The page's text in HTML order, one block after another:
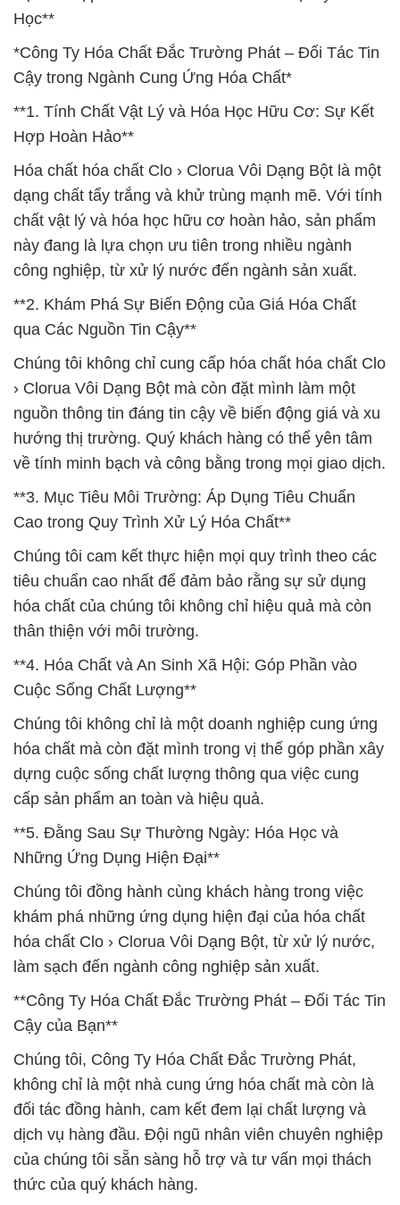
Học**
*Công Ty Hóa Chất Đắc Trường Phát – Đối Tác Tin
Cậy trong Ngành Cung Ứng Hóa Chất*
**1. Tính Chất Vật Lý và Hóa Học Hữu Cơ: Sự Kết
Hợp Hoàn Hảo**
Hóa chất hóa chất Clo › Clorua Vôi Dạng Bột là một
dạng chất tẩy trắng và khử trùng mạnh mẽ. Với tính
chất vật lý và hóa học hữu cơ hoàn hảo, sản phẩm
này đang là lựa chọn ưu tiên trong nhiều ngành
công nghiệp, từ xử lý nước đến ngành sản xuất.
**2. Khám Phá Sự Biến Động của Giá Hóa Chất
qua Các Nguồn Tin Cậy**
Chúng tôi không chỉ cung cấp hóa chất hóa chất Clo
› Clorua Vôi Dạng Bột mà còn đặt mình làm một
nguồn thông tin đáng tin cậy về biến động giá và xu
hướng thị trường. Quý khách hàng có thể yên tâm
về tính minh bạch và công bằng trong mọi giao dịch.
**3. Mục Tiêu Môi Trường: Áp Dụng Tiêu Chuẩn
Cao trong Quy Trình Xử Lý Hóa Chất**
Chúng tôi cam kết thực hiện mọi quy trình theo các
tiêu chuẩn cao nhất để đảm bảo rằng sự sử dụng
hóa chất của chúng tôi không chỉ hiệu quả mà còn
thân thiện với môi trường.
**4. Hóa Chất và An Sinh Xã Hội: Góp Phần vào
Cuộc Sống Chất Lượng**
Chúng tôi không chỉ là một doanh nghiệp cung ứng
hóa chất mà còn đặt mình trong vị thế góp phần xây
dựng cuộc sống chất lượng thông qua việc cung
cấp sản phẩm an toàn và hiệu quả.
**5. Đằng Sau Sự Thường Ngày: Hóa Học và
Những Ứng Dụng Hiện Đại**
Chúng tôi đồng hành cùng khách hàng trong việc
khám phá những ứng dụng hiện đại của hóa chất
hóa chất Clo › Clorua Vôi Dạng Bột, từ xử lý nước,
làm sạch đến ngành công nghiệp sản xuất.
**Công Ty Hóa Chất Đắc Trường Phát – Đối Tác Tin
Cậy của Bạn**
Chúng tôi, Công Ty Hóa Chất Đắc Trường Phát,
không chỉ là một nhà cung ứng hóa chất mà còn là
đối tác đồng hành, cam kết đem lại chất lượng và
dịch vụ hàng đầu. Đội ngũ nhân viên chuyên nghiệp
của chúng tôi sẵn sàng hỗ trợ và tư vấn mọi thách
thức của quý khách hàng.